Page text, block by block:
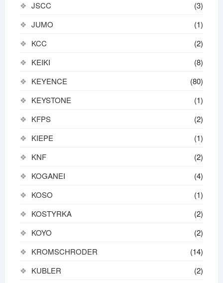
JSCC
(3)
JUMO
(1)
KCC
(2)
KEIKI
(8)
KEYENCE
(80)
KEYSTONE
(1)
KFPS
(2)
KIEPE
(1)
KNF
(2)
KOGANEI
(4)
KOSO
(1)
KOSTYRKA
(2)
KOYO
(2)
KROMSCHRODER
(14)
KUBLER
(2)